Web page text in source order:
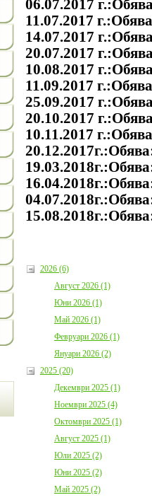
06.07.2017
11.07.2017
14.07.2017
20.07.2017
10.08.2017
11.09.2017
25.09.2017
20.10.2017
10.11.2017
2026 (6)
Август 2026 (1)
Юни 2026 (1)
Май 2026 (1)
Февруари 2026 (1)
Януари 2026 (2)
2025 (20)
Декември 2025 (1)
Ноември 2025 (4)
Октомври 2025 (1)
Август 2025 (1)
Юли 2025 (2)
Юни 2025 (2)
Май 2025 (2)